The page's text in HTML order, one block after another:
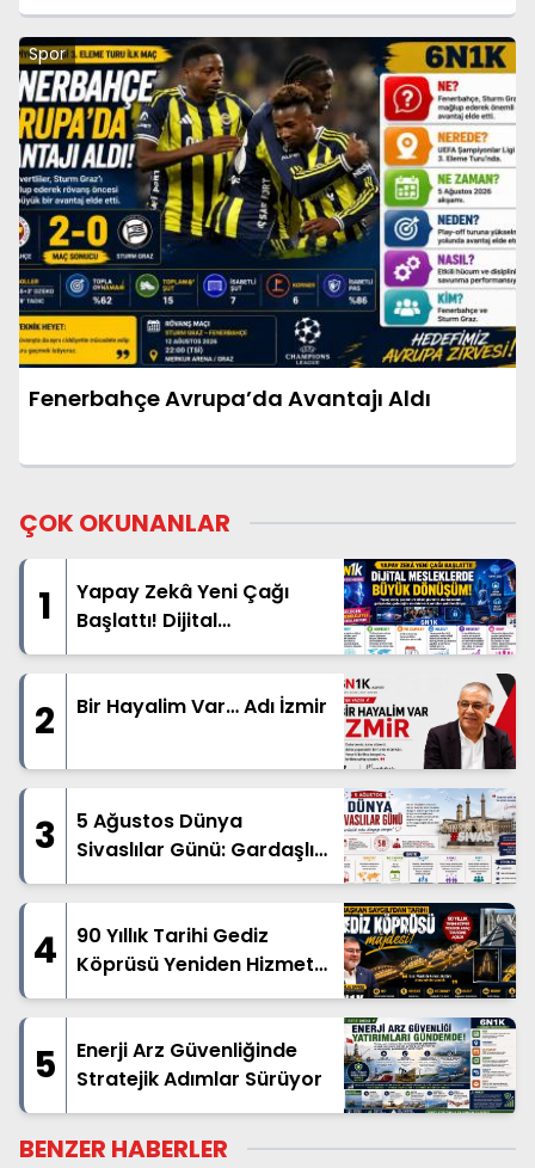
Spor
Fenerbahçe Avrupa’da Avantajı Aldı
ÇOK OKUNANLAR
1
Yapay Zekâ Yeni Çağı
Başlattı! Dijital
Mesleklerde Büyük
2 Bir Hayalim Var… Adı İzmir
3
5 Ağustos Dünya
Sivaslılar Günü: Gardaşlık
Ruhu Dünyanın Dört Bir
4
90 Yıllık Tarihi Gediz
Köprüsü Yeniden Hizmete
Açıldı
5
Enerji Arz Güvenliğinde
Stratejik Adımlar Sürüyor
BENZER HABERLER